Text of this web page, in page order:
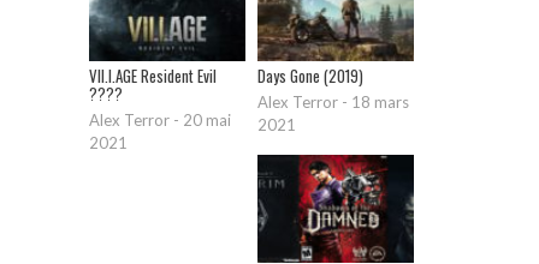
VII.I.AGE Resident Evil
????
Alex Terror - 20 mai
2021
Days Gone (2019)
Alex Terror - 18 mars
2021